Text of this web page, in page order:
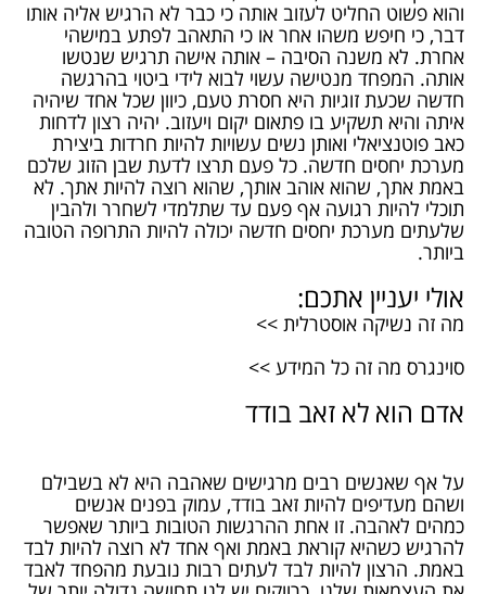
והוא פשוט החליט לעזוב אותה כי כבר לא הרגיש אליה אותו
דבר, כי חיפש משהו אחר או כי התאהב לפתע במישהי
אחרת. לא משנה הסיבה – אותה אישה תרגיש שנטשו
אותה. המפחד מנטישה עשוי לבוא לידי ביטוי בהרגשה
חדשה שכעת זוגיות היא חסרת טעם, כיוון שכל אחד שיהיה
איתה והיא תשקיע בו פתאום יקום ויעזוב. יהיה רצון לדחות
כאב פוטנציאלי ואותן נשים עשויות להיות חרדות ביצירת
מערכת יחסים חדשה. כל פעם תרצו לדעת שבן הזוג שלכם
באמת אתך, שהוא אוהב אותך, שהוא רוצה להיות אתך. לא
תוכלי להיות רגועה אף פעם עד שתלמדי לשחרר ולהבין
שלעתים מערכת יחסים חדשה יכולה להיות התרופה הטובה
ביותר.
אולי יעניין אתכם:
מה זה נשיקה אוסטרלית >>
סוינגרס​ מה זה כל המידע >>
אדם הוא לא זאב בודד
על אף שאנשים רבים מרגישים שאהבה היא לא בשבילם
ושהם מעדיפים להיות זאב בודד, עמוק בפנים אנשים
כמהים לאהבה. זו אחת ההרגשות הטובות ביותר שאפשר
להרגיש כשהיא קוראת באמת ואף אחד לא רוצה להיות לבד
באמת. הרצון להיות לבד לעתים רבות נובעת מהפחד לאבד